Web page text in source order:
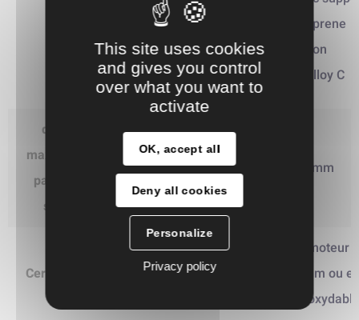
support
Viton
Hastelloy C
Santoprene
Viton
Hastelloy C
diamètre
maximum des
particule en
suspens
3.3 mm 6.4 mm
Certifiée ATEX
Avec moteur
aluminium ou en
Avec moteur
aluminium ou
acier inoxydable
This site uses cookies
and gives you control
over what you want to
activate
OK, accept all
Deny all cookies
Personalize
Privacy policy